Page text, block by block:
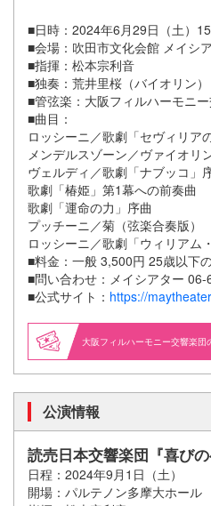
■日時：2024年6月29日（土）
■会場：吹田市文化会館 メイシ
■指揮：松本宗利音
■独奏：荒井里桜（バイオリン）
■管弦楽：大阪フィルハーモニ
■曲目：
ロッシーニ／歌劇「セヴィリア
メンデルスゾーン／ヴァイオリ
ヴェルディ／歌劇「ナブッコ」
歌劇「椿姫」第1幕への前奏曲
歌劇「運命の力」序曲
プッチーニ／菊（弦楽合奏版）
ロッシーニ／歌劇「ウィリアム
■料金：一般 3,500円 25歳以下
■問い合わせ：メイシアター
■公式サイト： https://
大阪フィルハーモニー交響楽団
公演情報
読売日本交響楽団『喜びの
日程：2024年9月1日（土）
開場：パルテノン多摩大ホール